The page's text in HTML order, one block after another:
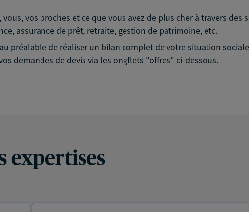
vos proches et ce que vous avez de plus cher à travers des
assurance de prêt, retraite, gestion de patrimoine, etc.
préalable de réaliser un bilan complet de votre situation
demandes de devis via les ongflets "offres" ci-dessous.
expertises